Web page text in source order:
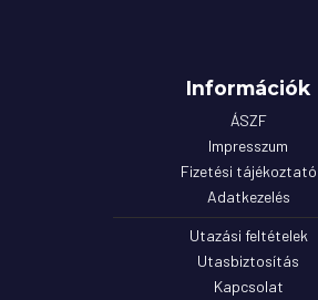
Információk
ÁSZF
Impresszum
Fizetési tájékoztató
Adatkezelés
Utazási feltételek
Utasbiztosítás
Kapcsolat